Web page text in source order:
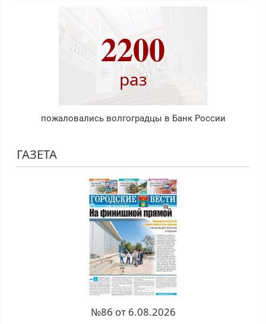
2200
раз
пожаловались волгоградцы в Банк России
ГАЗЕТА
№86 от 6.08.2026